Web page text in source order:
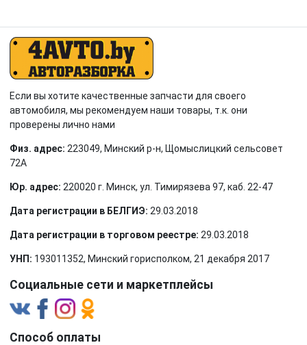
Если вы хотите качественные запчасти для своего
автомобиля, мы рекомендуем наши товары, т.к. они
проверены лично нами
Физ. адрес: 223049, Минский р-н, Щомыслицкий сельсовет
72А
Юр. адрес: 220020 г. Минск, ул. Тимирязева 97, каб. 22-47
Дата регистрации в БЕЛГИЭ: 29.03.2018
Дата регистрации в торговом реестре: 29.03.2018
УНП: 193011352, Минский горисполком, 21 декабря 2017
Социальные сети и маркетплейсы
Способ оплаты